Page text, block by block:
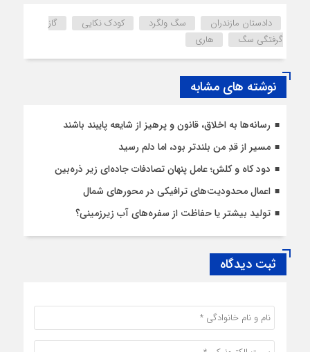
دادستان مازندران سگ ولگرد کودک نکایی
گاز
گرفتگی سگ
هاری
نوشته های مشابه
رسانه‌ها به اخلاق، قانون و پرهیز از شایعه پایبند باشند
مسیر از قدِ من بلندتر بود، اما دلم رسید
دود کاه و کلش؛ عامل پنهان تصادفات جاده‌ای زیر ذره‌بین
اعمال محدودیت‌‌های ترافیکی در محورهای شمال
تولید بیشتر یا حفاظت از سفره‌های آب زیرزمینی؟
ثبت دیدگاه